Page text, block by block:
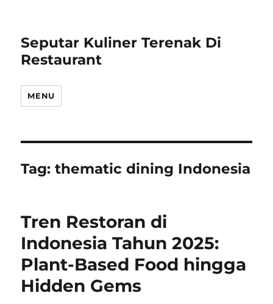
Seputar Kuliner Terenak Di
Restaurant
MENU
Tag:thematic dining Indonesia
Tren Restoran di
Indonesia Tahun 2025:
Plant-Based Food hingga
Hidden Gems